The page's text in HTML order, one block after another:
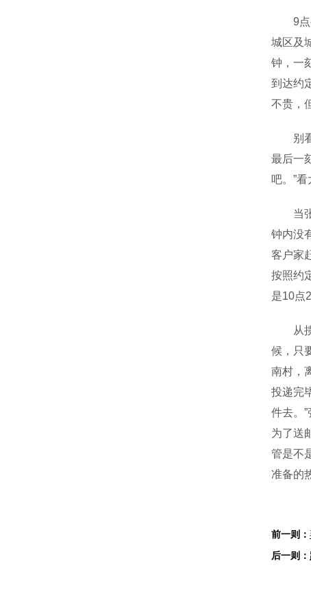
9点半
城区及
钟，一
到达约
不贵，
别看
最后一
吧。”
当张
钟内没
客户家
按照约
是10点
从揽
候，只
南村，
投递完
件去。
为了送
管是不
准备的